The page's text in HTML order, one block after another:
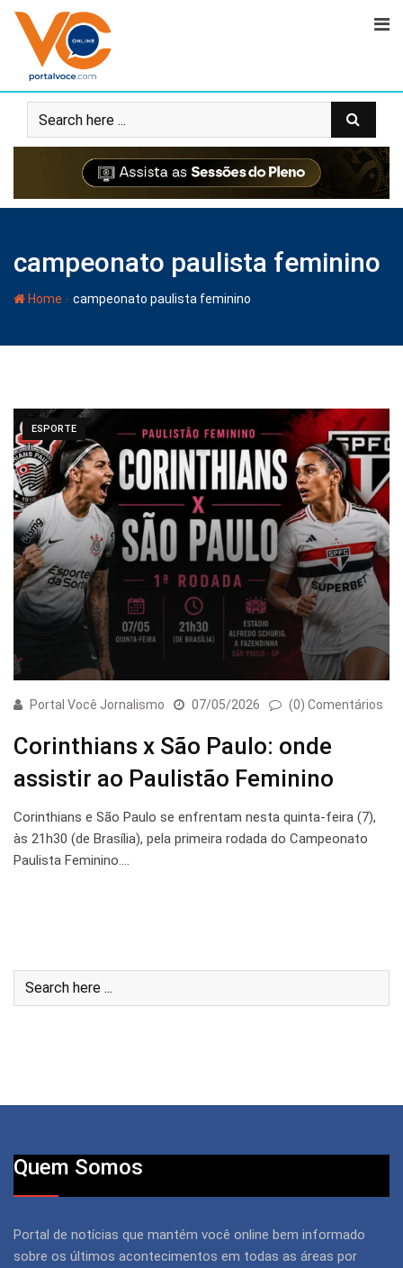
campeonato paulista feminino
Home - campeonato paulista feminino
ESPORTE
Portal Você Jornalismo 07/05/2026 (0) Comentários
Corinthians x São Paulo: onde
assistir ao Paulistão Feminino
Corinthians e São Paulo se enfrentam nesta quinta-feira (7),
às 21h30 (de Brasília), pela primeira rodada do Campeonato
Paulista Feminino.…
Quem Somos
Portal de notícias que mantém você online bem informado
sobre os últimos acontecimentos em todas as áreas por